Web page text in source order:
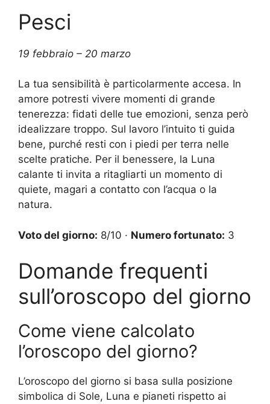
Pesci
19 febbraio – 20 marzo
La tua sensibilità è particolarmente accesa. In
amore potresti vivere momenti di grande
tenerezza: fidati delle tue emozioni, senza però
idealizzare troppo. Sul lavoro l’intuito ti guida
bene, purché resti con i piedi per terra nelle
scelte pratiche. Per il benessere, la Luna
calante ti invita a ritagliarti un momento di
quiete, magari a contatto con l’acqua o la
natura.
Voto del giorno: 8/10 · Numero fortunato: 3
Domande frequenti
sull’oroscopo del giorno
Come viene calcolato
l’oroscopo del giorno?
L’oroscopo del giorno si basa sulla posizione
simbolica di Sole, Luna e pianeti rispetto ai